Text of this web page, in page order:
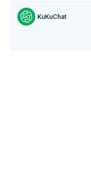
KuKuChat